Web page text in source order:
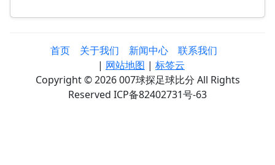
首页 关于我们 新闻中心
联系我们
| 网站地图 | 标签云
Copyright © 2026 007球探足球比分 All Rights
Reserved ICP备82402731号-63